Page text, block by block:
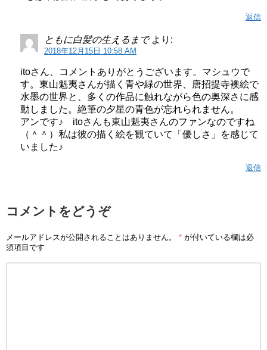
返信
ともに白髪の生えるまで より:
2018年12月15日 10:58 AM
itoさん、コメントありがとうございます。マシュウで
す。東山魁夷さんが描く青や緑の世界、唐招提寺襖絵で
水墨の世界と、多くの作品に触れながら色の奥深さに感
動しました。絶筆の夕星の青色が忘れられません。
アンです♪ itoさんも東山魁夷さんのファンなのですね
（＾＾）私は彼の描く絵を観ていて「優しさ」を感じて
いました♪
返信
コメントをどうぞ
メールアドレスが公開されることはありません。 * が付いている欄は必
須項目です